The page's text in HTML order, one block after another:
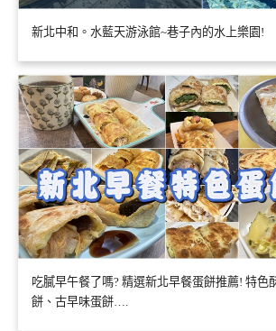
新北中和。水藍天游泳館~巷子內的水上樂園!
吃膩早午餐了嗎? 精選新北早餐蛋餅推薦! 特色
餅、古早味蛋餅….